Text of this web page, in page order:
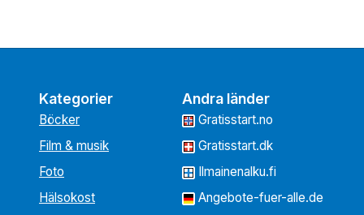
Kategorier
Böcker
Film & musik
Foto
Hälsokost
Andra länder
Gratisstart.no
Gratisstart.dk
Ilmainenalku.fi
Angebote-fuer-alle.de